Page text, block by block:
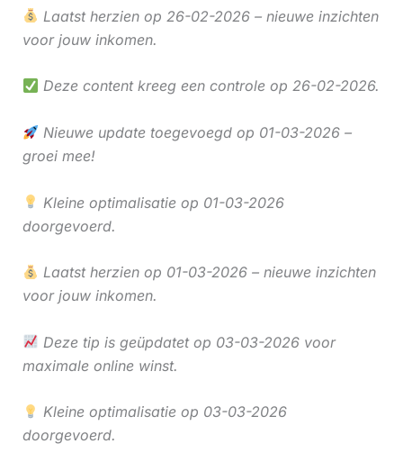
Laatst herzien op 26-02-2026 – nieuwe inzichten
voor jouw inkomen.
Deze content kreeg een controle op 26-02-2026.
Nieuwe update toegevoegd op 01-03-2026 –
groei mee!
Kleine optimalisatie op 01-03-2026
doorgevoerd.
Laatst herzien op 01-03-2026 – nieuwe inzichten
voor jouw inkomen.
Deze tip is geüpdatet op 03-03-2026 voor
maximale online winst.
Kleine optimalisatie op 03-03-2026
doorgevoerd.